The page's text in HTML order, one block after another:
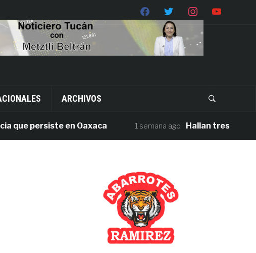
ARCHIVOS
persiste en Oaxaca 1 semana ago Hallan tres cuerpos